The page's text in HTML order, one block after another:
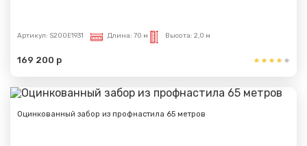
Артикул: S200E1931 Длина: 70 м Высота: 2,0 м
169 200 р
Оцинкованный забор из профнастила 65 метров